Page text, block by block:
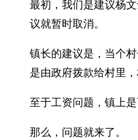
最初，我们是建议杨
议就暂时取消。
镇长的建议是，当个
是由政府拨款给村里
至于工资问题，镇上是
那么，问题就来了。